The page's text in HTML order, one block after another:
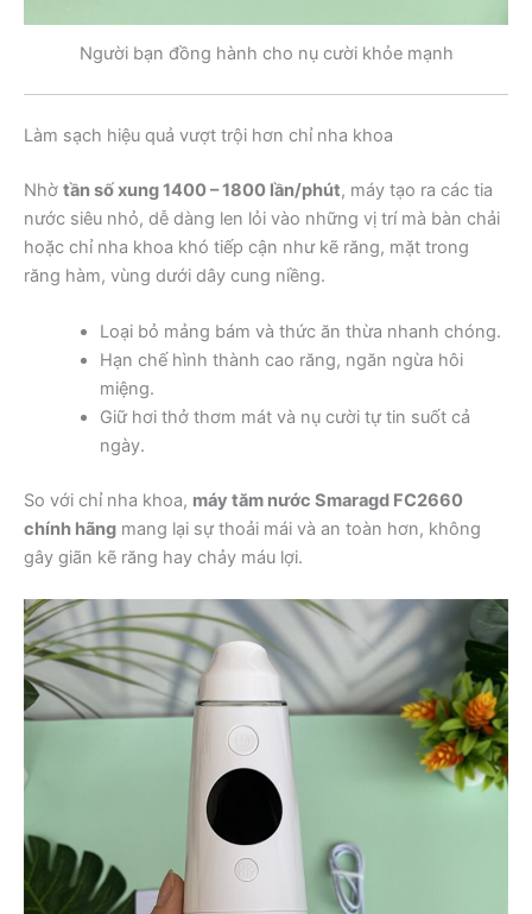
Người bạn đồng hành cho nụ cười khỏe mạnh
Làm sạch hiệu quả vượt trội hơn chỉ nha khoa
Nhờ tần số xung 1400 – 1800 lần/phút, máy tạo ra các tia
nước siêu nhỏ, dễ dàng len lỏi vào những vị trí mà bàn chải
hoặc chỉ nha khoa khó tiếp cận như kẽ răng, mặt trong
răng hàm, vùng dưới dây cung niềng.
Loại bỏ mảng bám và thức ăn thừa nhanh chóng.
Hạn chế hình thành cao răng, ngăn ngừa hôi
miệng.
Giữ hơi thở thơm mát và nụ cười tự tin suốt cả
ngày.
So với chỉ nha khoa, máy tăm nước Smaragd FC2660
chính hãng mang lại sự thoải mái và an toàn hơn, không
gây giãn kẽ răng hay chảy máu lợi.